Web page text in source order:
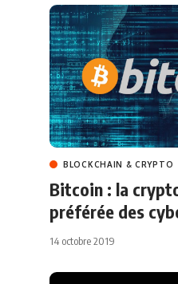
BLOCKCHAIN & CRYPTO
Bitcoin : la
préférée des
14 octobre 2019